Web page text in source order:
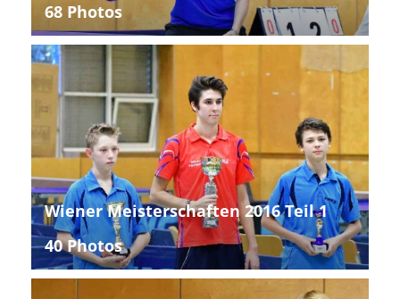
68 Photos
Wiener Meisterschaften 2016 Teil 1
40 Photos